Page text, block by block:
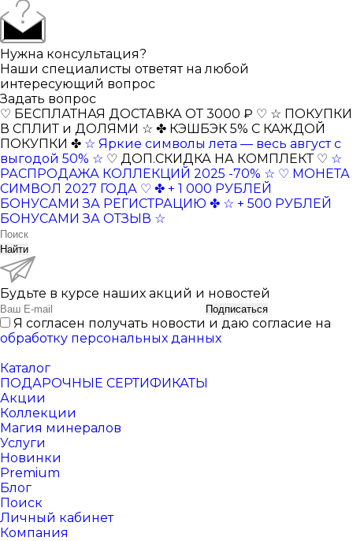
Нужна консультация?
Наши специалисты ответят на любой
интересующий вопрос
Задать вопрос
♡ БЕСПЛАТНАЯ ДОСТАВКА ОТ 3000 ₽ ♡ ☆ ПОКУПКИ
В СПЛИТ и ДОЛЯМИ ☆ ✤ КЭШБЭК 5% С КАЖДОЙ
ПОКУПКИ ✤ ☆ Яркие символы лета — весь август с
выгодой 50% ☆ ♡ ДОП.СКИДКА НА КОМПЛЕКТ ♡ ☆
РАСПРОДАЖА КОЛЛЕКЦИЙ 2025 -70% ☆ ♡ МОНЕТА
СИМВОЛ 2027 ГОДА ♡ ✤ + 1 000 РУБЛЕЙ
БОНУСАМИ ЗА РЕГИСТРАЦИЮ ✤ ☆ + 500 РУБЛЕЙ
БОНУСАМИ ЗА ОТЗЫВ ☆
Найти
Будьте в курсе наших акций и новостей
Подписаться
Я согласен получать новости и даю согласие на
обработку персональных данных
Каталог
ПОДАРОЧНЫЕ СЕРТИФИКАТЫ
Акции
Коллекции
Магия минералов
Услуги
Новинки
Premium
Блог
Поиск
Личный кабинет
Компания